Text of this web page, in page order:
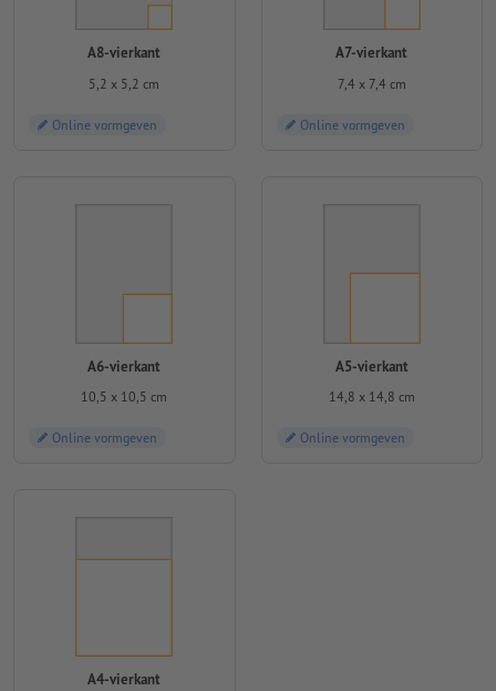
A8-vierkant
5,2 x 5,2 cm
Online vormgeven
A7-vierkant
7,4 x 7,4 cm
Online vormgeven
A6-vierkant
10,5 x 10,5 cm
Online vormgeven
A5-vierkant
14,8 x 14,8 cm
Online vormgeven
A4-vierkant